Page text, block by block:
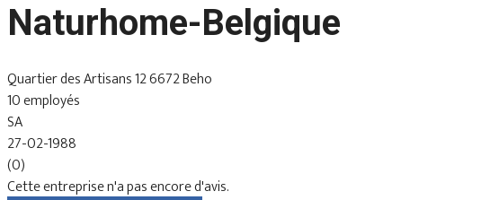
Naturhome-Belgique
Quartier des Artisans 12 6672 Beho
10 employés
SA
27-02-1988
(0)
Cette entreprise n'a pas encore d'avis.